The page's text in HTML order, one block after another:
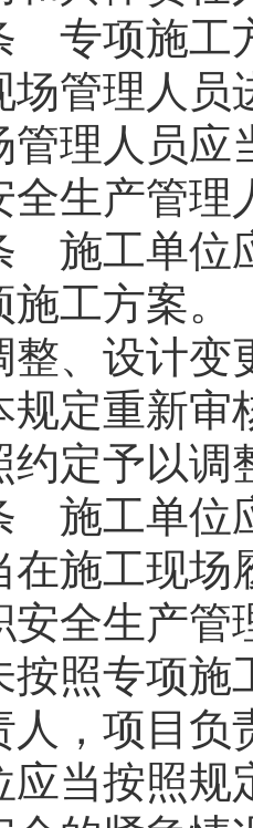
项施工方
场管理人员
人员应
生产管理
工单位应
工方案。
设计变
定重新
定予以调
工单位应
在施工现场
生产管
照专项
，项目
按照规